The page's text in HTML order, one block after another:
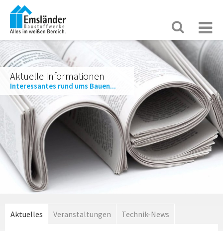
Aktuelle Informationen
Interessantes rund ums Bauen...
Aktuelles Veranstaltungen Technik-News